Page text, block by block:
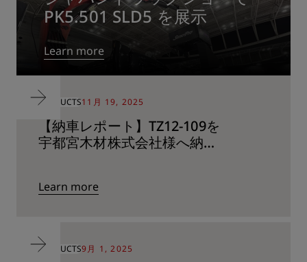
PK5.501 SLD5 を展示
Learn more
PRODUCTS11月 19, 2025
【納車レポート】TZ12-109を
宇都宮木材株式会社様へ納車
Learn more
PRODUCTS9月 1, 2025